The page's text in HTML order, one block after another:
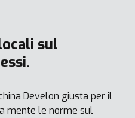
sul
Develon giusta per il
mente le norme sul